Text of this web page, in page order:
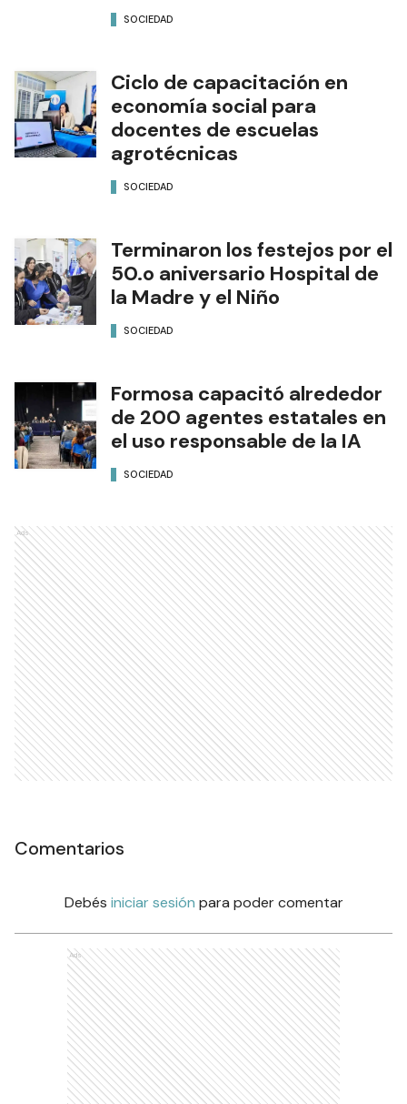
SOCIEDAD
Ciclo de capacitación en
economía social para
docentes de escuelas
agrotécnicas
SOCIEDAD
Terminaron los festejos por el
50.o aniversario Hospital de
la Madre y el Niño
SOCIEDAD
Formosa capacitó alrededor
de 200 agentes estatales en
el uso responsable de la IA
SOCIEDAD
Ads
Comentarios
Debés iniciar sesión para poder comentar
Ads